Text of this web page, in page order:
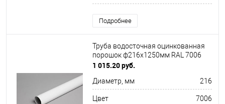
Подробнее
Труба водосточная оцинкованная
порошок ф216х1250мм RAL 7006
1 015.20 руб.
Диаметр, мм 216
Цвет 7006